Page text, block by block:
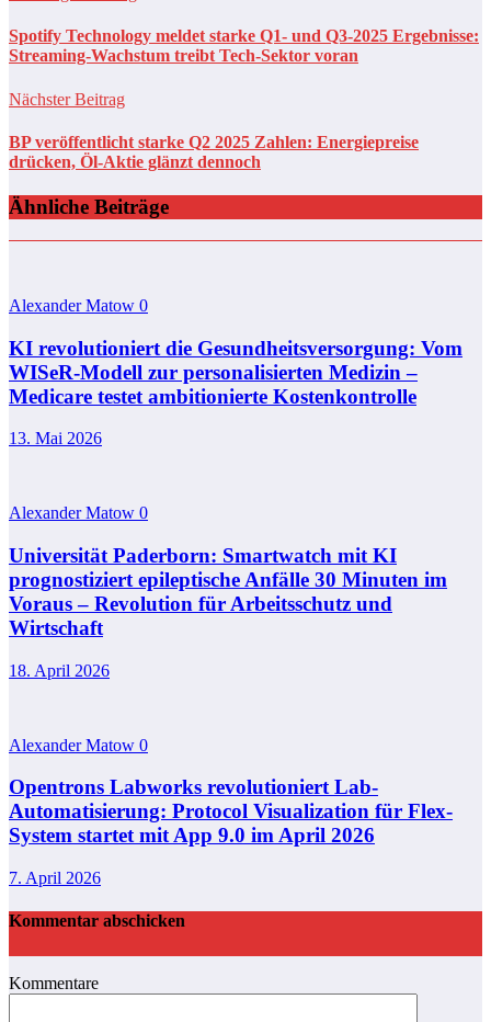
Spotify Technology meldet starke Q1- und Q3-2025 Ergebnisse:
Streaming-Wachstum treibt Tech-Sektor voran
Nächster Beitrag
BP veröffentlicht starke Q2 2025 Zahlen: Energiepreise
drücken, Öl-Aktie glänzt dennoch
Ähnliche Beiträge
Alexander Matow 0
KI revolutioniert die Gesundheitsversorgung: Vom
WISeR-Modell zur personalisierten Medizin –
Medicare testet ambitionierte Kostenkontrolle
13. Mai 2026
Alexander Matow 0
Universität Paderborn: Smartwatch mit KI
prognostiziert epileptische Anfälle 30 Minuten im
Voraus – Revolution für Arbeitsschutz und
Wirtschaft
18. April 2026
Alexander Matow 0
Opentrons Labworks revolutioniert Lab-
Automatisierung: Protocol Visualization für Flex-
System startet mit App 9.0 im April 2026
7. April 2026
Kommentar abschicken
Kommentare